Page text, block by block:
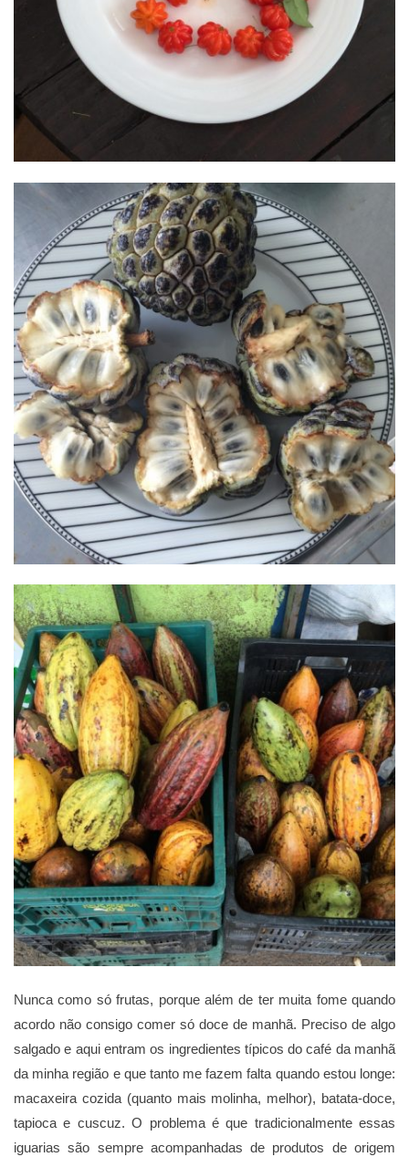
Nunca como só frutas, porque além de ter muita fome quando
acordo não consigo comer só doce de manhã. Preciso de algo
salgado e aqui entram os ingredientes típicos do café da manhã
da minha região e que tanto me fazem falta quando estou longe:
macaxeira cozida (quanto mais molinha, melhor), batata-doce,
tapioca e cuscuz. O problema é que tradicionalmente essas
iguarias são sempre acompanhadas de produtos de origem